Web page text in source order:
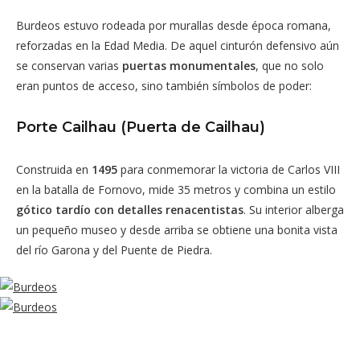
Burdeos estuvo rodeada por murallas desde época romana,
reforzadas en la Edad Media. De aquel cinturón defensivo aún
se conservan varias puertas monumentales, que no solo
eran puntos de acceso, sino también símbolos de poder:
Porte Cailhau (Puerta de Cailhau)
Construida en 1495 para conmemorar la victoria de Carlos VIII
en la batalla de Fornovo, mide 35 metros y combina un estilo
gótico tardío con detalles renacentistas. Su interior alberga
un pequeño museo y desde arriba se obtiene una bonita vista
del río Garona y del Puente de Piedra.